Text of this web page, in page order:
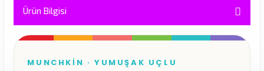
Ürün Bilgisi
MUNCHKIN · YUMUŞAK UÇLU